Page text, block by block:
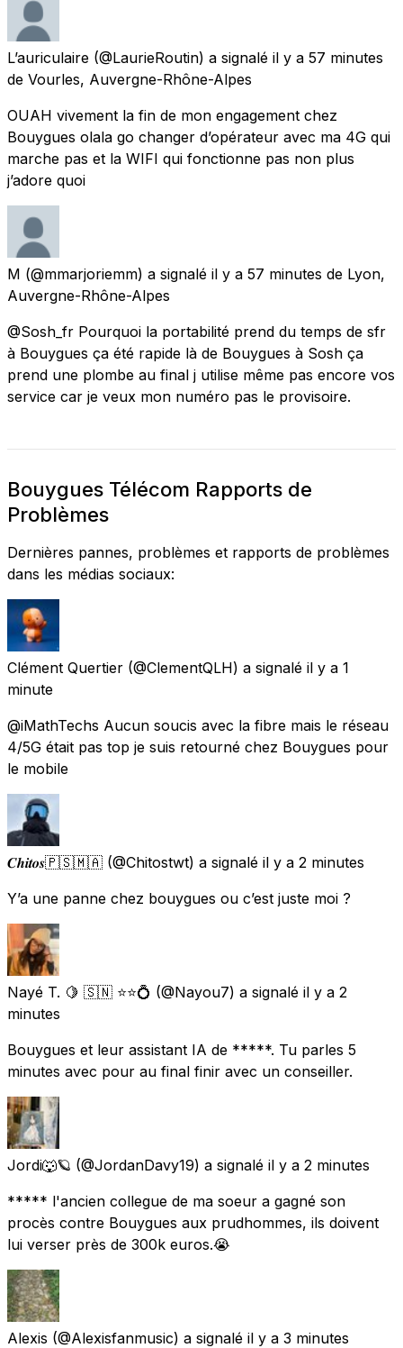
L’auriculaire (@LaurieRoutin) a signalé il y a 57 minutes
de Vourles, Auvergne-Rhône-Alpes
OUAH vivement la fin de mon engagement chez
Bouygues olala go changer d’opérateur avec ma 4G qui
marche pas et la WIFI qui fonctionne pas non plus
j’adore quoi
M (@mmarjoriemm) a signalé il y a 57 minutes de Lyon,
Auvergne-Rhône-Alpes
@Sosh_fr Pourquoi la portabilité prend du temps de sfr
à Bouygues ça été rapide là de Bouygues à Sosh ça
prend une plombe au final j utilise même pas encore vos
service car je veux mon numéro pas le provisoire.
Bouygues Télécom Rapports de
Problèmes
Dernières pannes, problèmes et rapports de problèmes
dans les médias sociaux:
Clément Quertier (@ClementQLH) a signalé il y a 1
minute
@iMathTechs Aucun soucis avec la fibre mais le réseau
4/5G était pas top je suis retourné chez Bouygues pour
le mobile
𝑪𝒉𝒊𝒕𝒐𝒔🇵🇸🇲🇦 (@Chitostwt) a signalé il y a 2 minutes
Y’a une panne chez bouygues ou c’est juste moi ?
Nayé T. 🍋 🇸🇳 ⭐⭐💍 (@Nayou7) a signalé il y a 2
minutes
Bouygues et leur assistant IA de *****. Tu parles 5
minutes avec pour au final finir avec un conseiller.
Jordi🐺🪐 (@JordanDavy19) a signalé il y a 2 minutes
***** l'ancien collegue de ma soeur a gagné son
procès contre Bouygues aux prudhommes, ils doivent
lui verser près de 300k euros.😭
Alexis (@Alexisfanmusic) a signalé il y a 3 minutes